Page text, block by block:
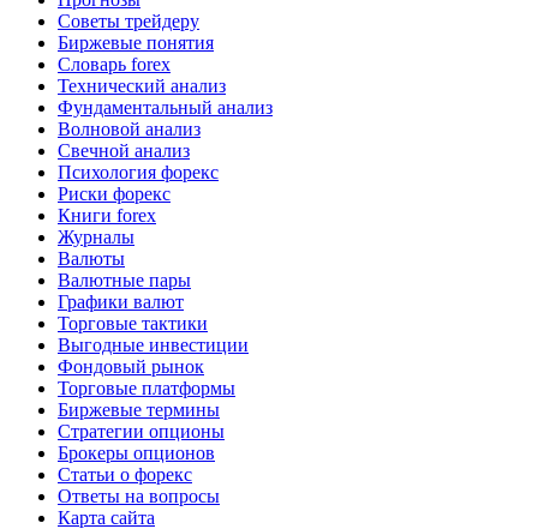
Советы трейдеру
Биржевые понятия
Словарь forex
Технический анализ
Фундаментальный анализ
Волновой анализ
Свечной анализ
Психология форекс
Риски форекс
Книги forex
Журналы
Валюты
Валютные пары
Графики валют
Торговые тактики
Выгодные инвестиции
Фондовый рынок
Торговые платформы
Биржевые термины
Стратегии опционы
Брокеры опционов
Статьи о форекс
Ответы на вопросы
Карта сайта